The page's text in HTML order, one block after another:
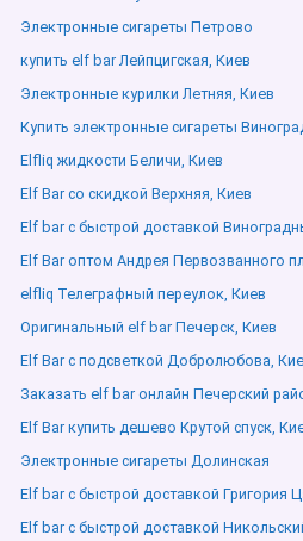
Электронные сигареты Петрово
купить elf bar Лейпцигская, Киев
Электронные курилки Летняя, Киев
Купить электронные сигареты
Elfliq жидкости Беличи, Киев
Elf Bar со скидкой Верхняя, Киев
Elf bar с быстрой доставкой
Elf Bar оптом Андрея Первозванного
elfliq Телеграфный переулок, Киев
Оригинальный elf bar Печерск, Киев
Elf Bar с подсветкой Добролюбова,
Заказать elf bar онлайн Печерский
Elf Bar купить дешево Крутой спуск,
Электронные сигареты Долинская
Elf bar с быстрой доставкой Григория
Elf bar с быстрой доставкой